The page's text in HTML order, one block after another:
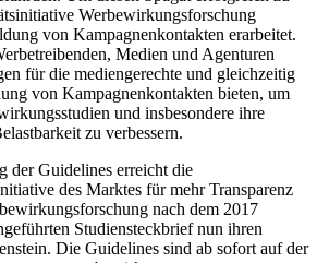
Werbewirkungsforschung
von Kampagnenkontakten erarbeitet.
Medien und Agenturen
für die mediengerechte und gleichzeitig
von Kampagnenkontakten bieten, um
und insbesondere ihre
zu verbessern.
der Guidelines erreicht die
des Marktes für mehr Transparenz
nach dem 2017
Studiensteckbrief nun ihren
Die Guidelines sind ab sofort auf der